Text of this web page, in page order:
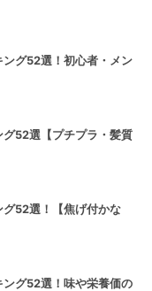
グ52選！初心者・メン
52選【プチプラ・髪質
グ52選！【焦げ付かな
グ52選！味や栄養価の